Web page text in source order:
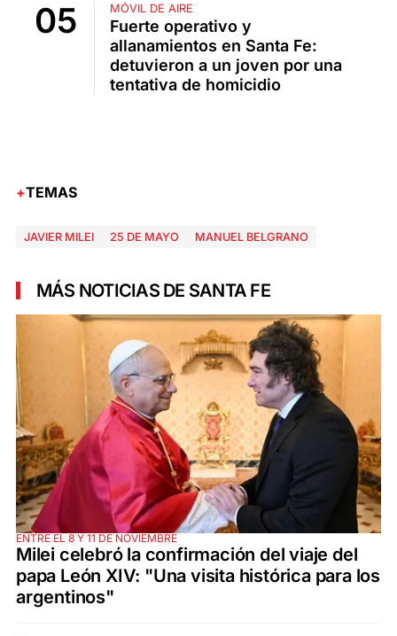
MÓVIL DE AIRE
Fuerte operativo y
allanamientos en Santa Fe:
detuvieron a un joven por una
tentativa de homicidio
TEMAS
JAVIER MILEI 25 DE MAYO MANUEL BELGRANO
MÁS NOTICIAS DE SANTA FE
ENTRE EL 8 Y 11 DE NOVIEMBRE
Milei celebró la confirmación del viaje del
papa León XIV: "Una visita histórica para los
argentinos"